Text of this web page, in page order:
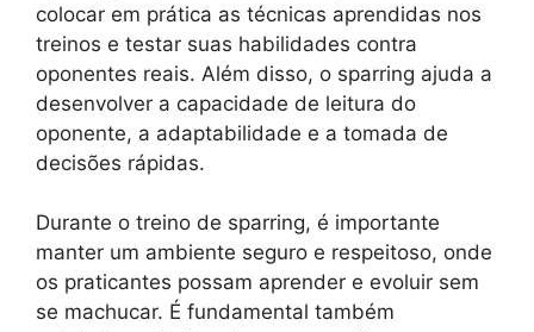
colocar em prática as técnicas aprendidas nos
treinos e testar suas habilidades contra
oponentes reais. Além disso, o sparring ajuda a
desenvolver a capacidade de leitura do
oponente, a adaptabilidade e a tomada de
decisões rápidas.
Durante o treino de sparring, é importante
manter um ambiente seguro e respeitoso, onde
os praticantes possam aprender e evoluir sem
se machucar. É fundamental também